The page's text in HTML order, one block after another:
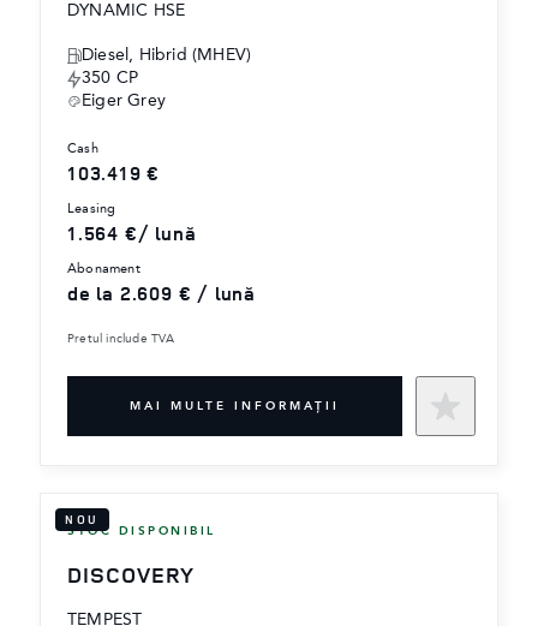
DYNAMIC HSE
Diesel, Hibrid (MHEV)
350 CP
Eiger Grey
cash
103.419 €
leasing
1.564 €/ lună
abonament
de la 2.609 € / lună
Pretul include TVA
MAI MULTE INFORMAŢII
NOU
STOC DISPONIBIL
DISCOVERY
TEMPEST